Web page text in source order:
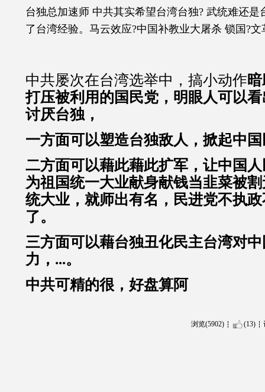
台独总加速师 中共其实希望台湾台独? 武统难还是
了台湾经验。马云效应?中国补教业大屠杀 锁国?文
中共屡次在台湾选举中，搞小动作
打压被利用的国民党， 明眼人可以
讨厌台独，
一方面可以塑造台独敌人，掀起中
二方面可以藉此藉此扩军，让中国
为祖国统一大业献身献钱当韭菜被
统大业，就师出有名，民进党不执
了。
三方面可以藉台独丑化民主台湾对
力，...。
中共可精的很，好盘算阿
浏览(5902) (13)